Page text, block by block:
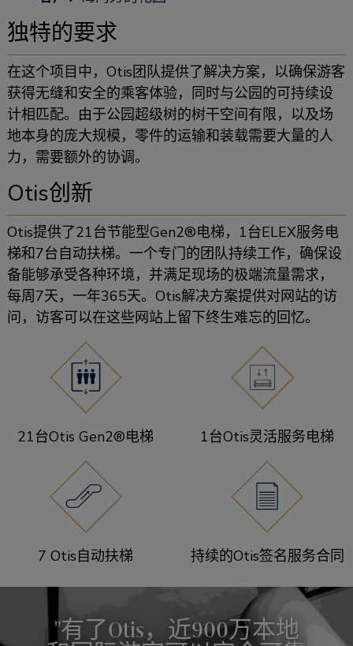
独特的要求
在这个项目中，Otis团队提供了解决方案，以确保游客
获得无缝和安全的乘客体验，同时与公园的可持续设
计相匹配。由于公园超级树的树干空间有限，以及场
地本身的庞大规模，零件的运输和装载需要大量的人
力，需要额外的协调。
Otis创新
Otis提供了21台节能型Gen2®电梯，1台ELEX服务电
梯和7台自动扶梯。一个专门的团队持续工作，确保设
备能够承受各种环境，并满足现场的极端流量需求，
每周7天，一年365天。Otis解决方案提供对网站的访
问，访客可以在这些网站上留下终生难忘的回忆。
21台Otis Gen2®电梯 1台Otis灵活服务电梯
7 Otis自动扶梯 持续的Otis签名服务合同
有了Otis，近900万本地